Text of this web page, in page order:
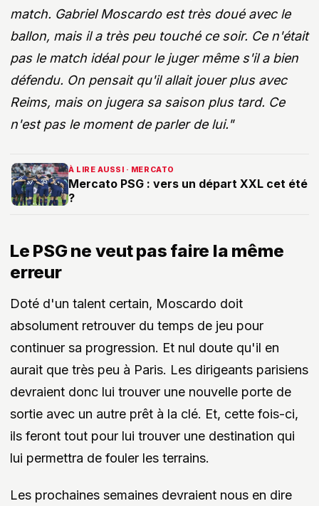
match. Gabriel Moscardo est très doué avec le
ballon, mais il a très peu touché ce soir. Ce n'était
pas le match idéal pour le juger même s'il a bien
défendu. On pensait qu'il allait jouer plus avec
Reims, mais on jugera sa saison plus tard. Ce
n'est pas le moment de parler de lui."
À LIRE AUSSI · MERCATO
Mercato PSG : vers un départ XXL cet été
?
Le PSG ne veut pas faire la même
erreur
Doté d'un talent certain, Moscardo doit
absolument retrouver du temps de jeu pour
continuer sa progression. Et nul doute qu'il en
aurait que très peu à Paris. Les dirigeants parisiens
devraient donc lui trouver une nouvelle porte de
sortie avec un autre prêt à la clé. Et, cette fois-ci,
ils feront tout pour lui trouver une destination qui
lui permettra de fouler les terrains.
Les prochaines semaines devraient nous en dire